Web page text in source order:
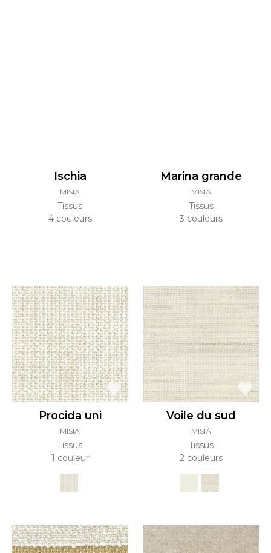
Ischia
MISIA
Tissus
4 couleurs
Marina grande
MISIA
Tissus
3 couleurs
Procida uni
MISIA
Tissus
1 couleur
Voile du sud
MISIA
Tissus
2 couleurs